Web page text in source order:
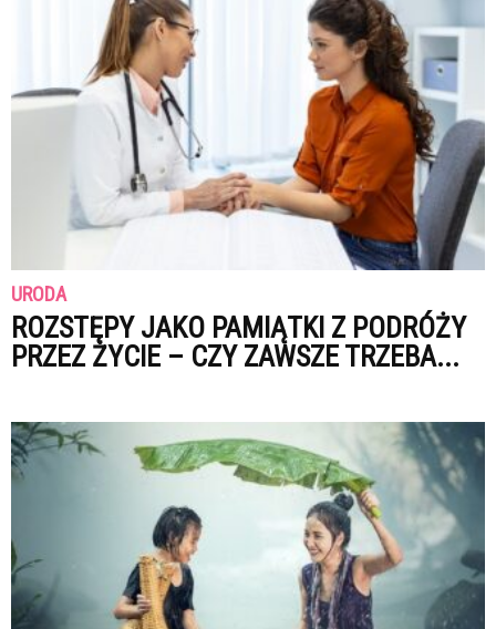
URODA
ROZSTĘPY JAKO PAMIĄTKI Z PODRÓŻY
PRZEZ ŻYCIE – CZY ZAWSZE TRZEBA...